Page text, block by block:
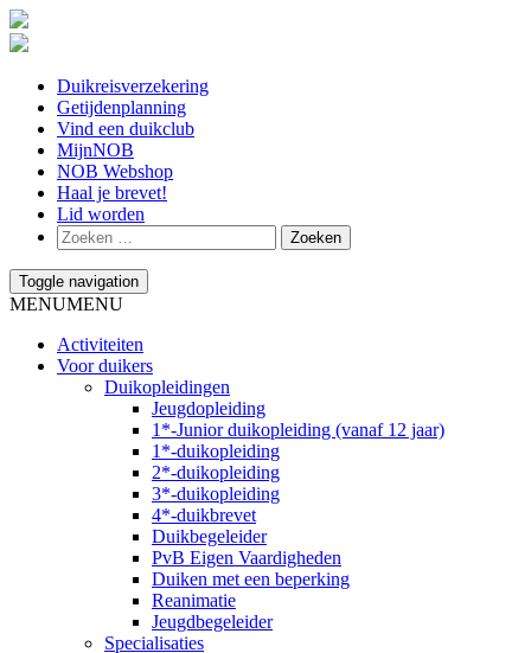
Duikreisverzekering
Getijdenplanning
Vind een duikclub
MijnNOB
NOB Webshop
Haal je brevet!
Lid worden
Toggle navigation
MENUMENU
Activiteiten
Voor duikers
Duikopleidingen
Jeugdopleiding
1*-Junior duikopleiding (vanaf 12 jaar)
1*-duikopleiding
2*-duikopleiding
3*-duikopleiding
4*-duikbrevet
Duikbegeleider
PvB Eigen Vaardigheden
Duiken met een beperking
Reanimatie
Jeugdbegeleider
Specialisaties